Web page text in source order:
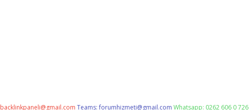
backlinkpaneli@gmail.com Teams:forumhizmeti@gmail.com Whatsapp: 0262 606 0 726